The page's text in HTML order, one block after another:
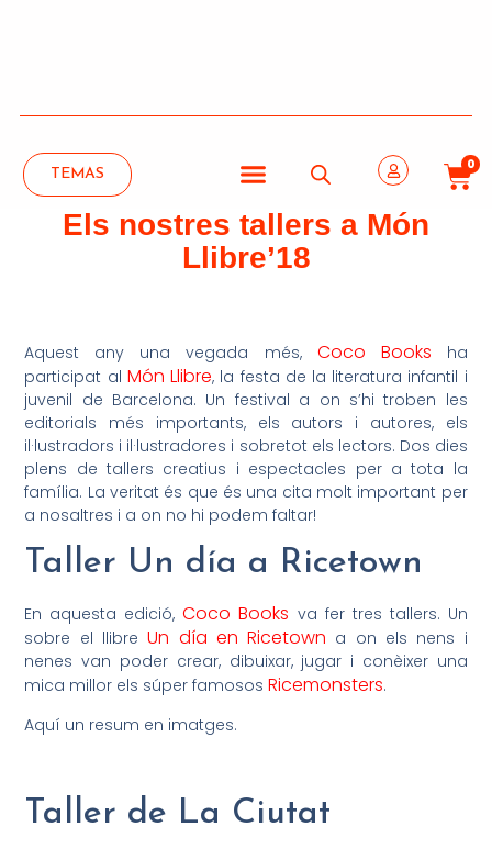
TEMAS
0
Els nostres tallers a Món
Llibre’18
Aquest any una vegada més,Coco Books ha
participat al Món Llibre, la festa de la literatura infantil i
juvenil de Barcelona. Un festival a on s’hi troben les
editorials més importants, els autors i autores, els
il·lustradors i il·lustradores i sobretot els lectors. Dos dies
plens de tallers creatius i espectacles per a tota la
família. La veritat és que és una cita molt important per
a nosaltres i a on no hi podem faltar!
Taller Un día a Ricetown
En aquesta edició,Coco Books va fer tres tallers. Un
sobre el llibreUn día en Ricetown a on els nens i
nenes van poder crear, dibuixar, jugar i conèixer una
mica millor els súper famososRicemonsters.
Aquí un resum en imatges.
Taller de La Ciutat